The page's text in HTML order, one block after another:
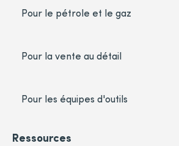
Pour le pétrole et le gaz
Pour la vente au détail
Pour les équipes d'outils
Ressources